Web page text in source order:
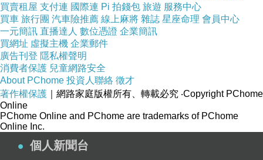
★ 訂購前請先丈量欲放置該商品位置大小，比對網頁商品規格尺
寸，判斷是否合適，以免產品送達後發現尺寸不合喔!!
商品訊息簡述
● 尺寸：每片30*40*2.5cm 三聯
買賣租屋 支付連 國際連 Pi 拍錢包 旅遊 服務中心
買車 旅行團 汽車險推薦 線上麻將 雜誌 星座命理 會員中心
一元簡訊 直播達人 數位憑證 企業簡訊
買網址 虛擬主機 企業郵件
廣告刊登 隱私權聲明
消費者保護 兒童網路安全
About PChome 投資人聯絡 徵才
著作權保護 ｜網路家庭版權所有、轉載必究 ‧Copyright PChome
Online
PChome Online and PChome are trademarks of PChome
Online Inc.
個人新聞台